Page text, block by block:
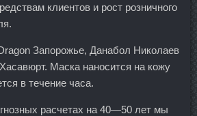
клиентов и рост розничного
Запорожье, Данабол Николаев
Маска наносится на кожу
в течение часа.
расчетах на 40—50 лет мы